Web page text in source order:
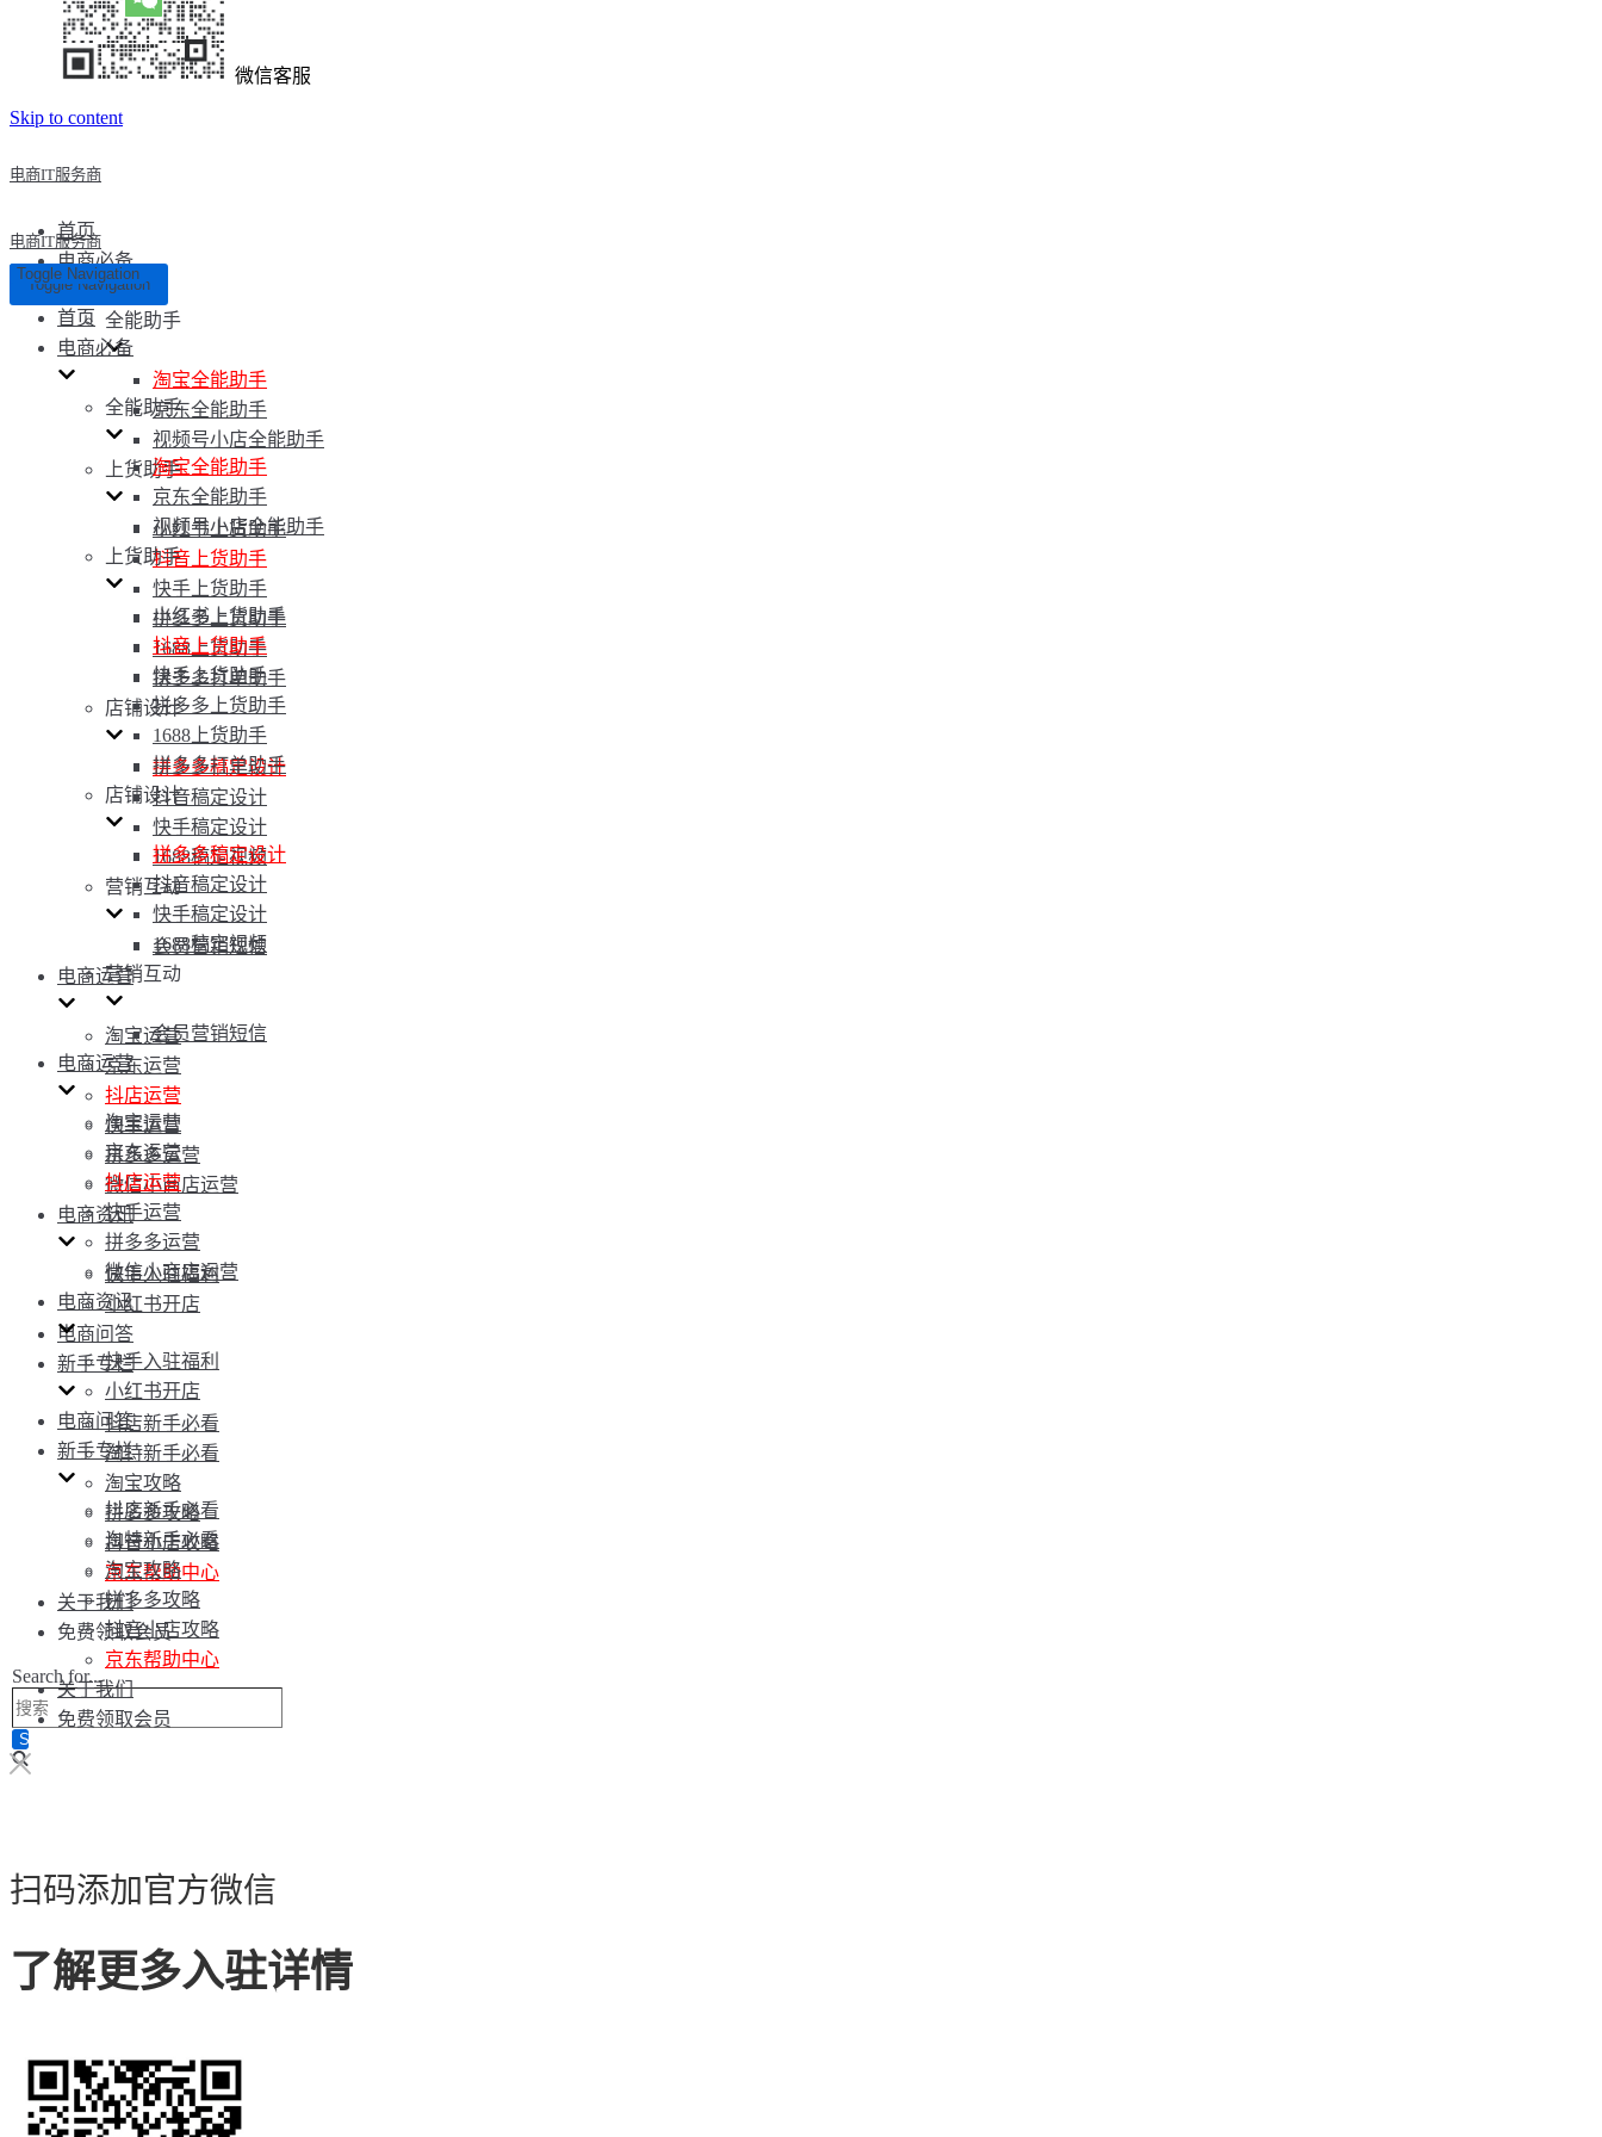
微信客服
Skip to content
电商IT服务商
首页
电商必备
全能助手
淘宝全能助手
京东全能助手
视频号小店全能助手
上货助手
小红书上货助手
抖音上货助手
快手上货助手
拼多多上货助手
1688上货助手
拼多多打单助手
店铺设计
拼多多稿定设计
抖音稿定设计
快手稿定设计
1688稿定视频
营销互动
会员营销短信
电商运营
淘宝运营
京东运营
抖店运营
快手运营
拼多多运营
微信小商店运营
电商资讯
快手入驻福利
小红书开店
电商问答
新手专栏
抖店新手必看
淘特新手必看
淘宝攻略
拼多多攻略
抖音小店攻略
京东帮助中心
关于我们
免费领取会员
Search for...
电商IT服务商
Toggle Navigation
Toggle Navigation
首页
电商必备
全能助手
淘宝全能助手
京东全能助手
视频号小店全能助手
上货助手
小红书上货助手
抖音上货助手
快手上货助手
拼多多上货助手
1688上货助手
拼多多打单助手
店铺设计
拼多多稿定设计
抖音稿定设计
快手稿定设计
1688稿定视频
营销互动
会员营销短信
电商运营
淘宝运营
京东运营
抖店运营
快手运营
拼多多运营
微信小商店运营
电商资讯
快手入驻福利
小红书开店
电商问答
新手专栏
抖店新手必看
淘特新手必看
淘宝攻略
拼多多攻略
抖音小店攻略
京东帮助中心
关于我们
免费领取会员
扫码添加官方微信
了解更多入驻详情